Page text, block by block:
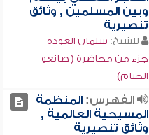
وبين المسلمين , وثائق
تنصيرية
للشيخ: سلمان العودة
جزء من محاضرة ( صانعو
الخيام)
الفهرس:المنظمة
المسيحية العالمية ,
وثائق تنصيرية